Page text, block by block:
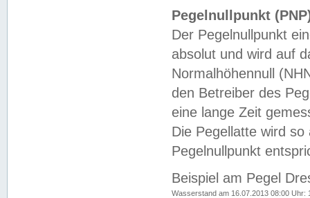
Pegelnullpunkt
Der Pegelnullpunkt
absolut und wird auf
Normalhöhennull
den Betreiber des
eine lange Zeit
Die Pegellatte wird
Pegelnullpunkt
Beispiel am Pegel
Wasserstand am 16.07.2013 08:00 Uhr: